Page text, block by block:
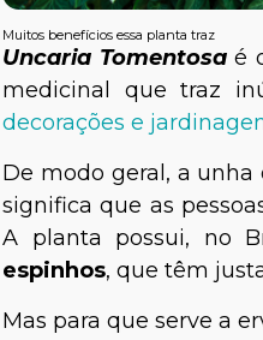
Muitos benefícios essa planta traz
Uncaria Tomentosaé
medicinal que traz
decorações e
De modo geral, a
significa que as
A planta possui, no
espinhos, que têm
Mas para que serve a